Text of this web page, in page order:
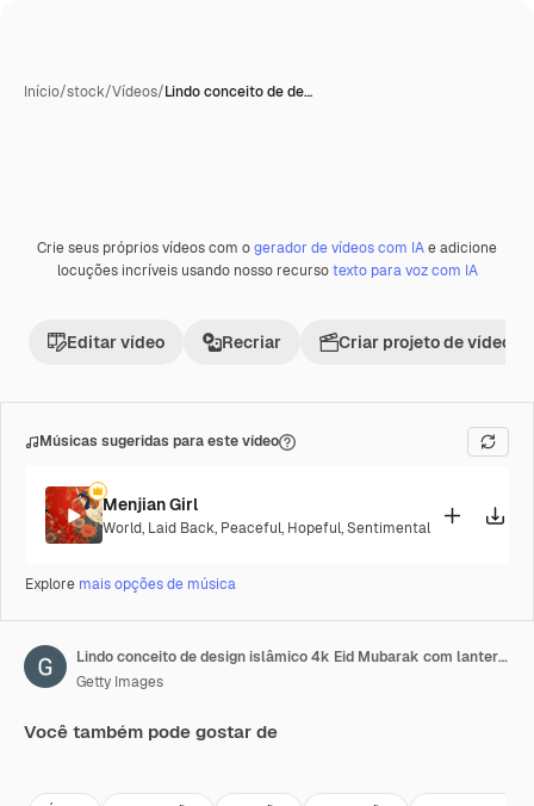
Início/stock/Vídeos/Lindo conceito de de…
Premium
Crie seus próprios vídeos com ogerador de vídeos com IAe adicione
locuções incríveis usando nosso recursotexto para voz com IA
Editar vídeo Recriar Criar projeto de vídeo
Músicas sugeridas para este vídeo
Menjian Girl
World, Laid Back, Peaceful, Hopeful,Sentimental
Explore mais opções de música
Lindo conceito de design islâmico 4k Eid Mubarak com lanterna de vela de Ramadã pendurada e mesquita
Getty Images
Você também pode gostar de